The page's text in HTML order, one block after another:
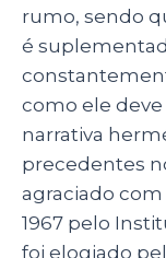
rumo, sendo
é
como ele deve
narrativa
precedentes
agraciado
1967 pelo
foi elogiado